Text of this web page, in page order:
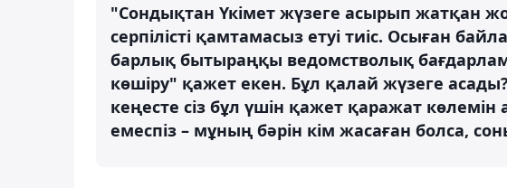
"Сондықтан Үкімет жүзеге асырып жатқан
серпілісті қамтамасыз етуі тиіс. Осыған
барлық бытыраңқы ведомстволық
көшіру" қажет екен. Бұл қалай жүзеге
кеңесте сіз бұл үшін қажет қаражат көлемін
емеспіз – мұның бәрін кім жасаған болса,